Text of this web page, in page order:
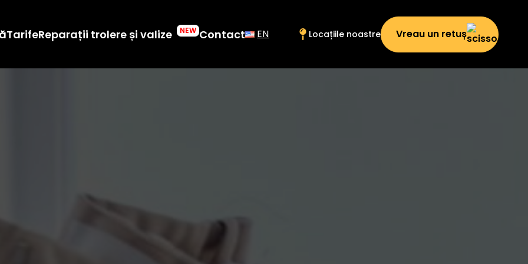
TarifeReparații trolere și valize NEW Contact EN Locațiile noastre Vreau un retuș